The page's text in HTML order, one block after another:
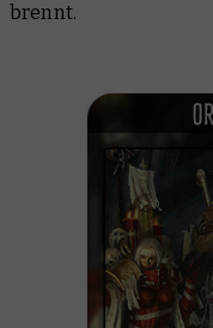
brennt.